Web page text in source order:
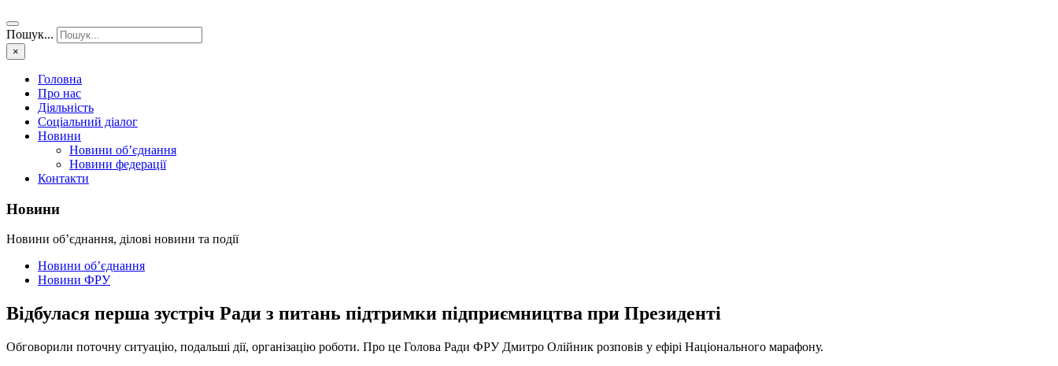
Пошук...
×
Головна
Про нас
Діяльність
Соціальний діалог
Новини
Новини об’єднання
Новини федерації
Контакти
Новини
Новини об’єднання, ділові новини та події
Новини об’єднання
Новини ФРУ
Відбулася перша зустріч Ради з питань підтримки підприємництва при Президенті
Обговорили поточну ситуацію, подальші дії, організацію роботи. Про це Голова Ради ФРУ Дмитро Олійник розповів у ефірі Національного марафону.